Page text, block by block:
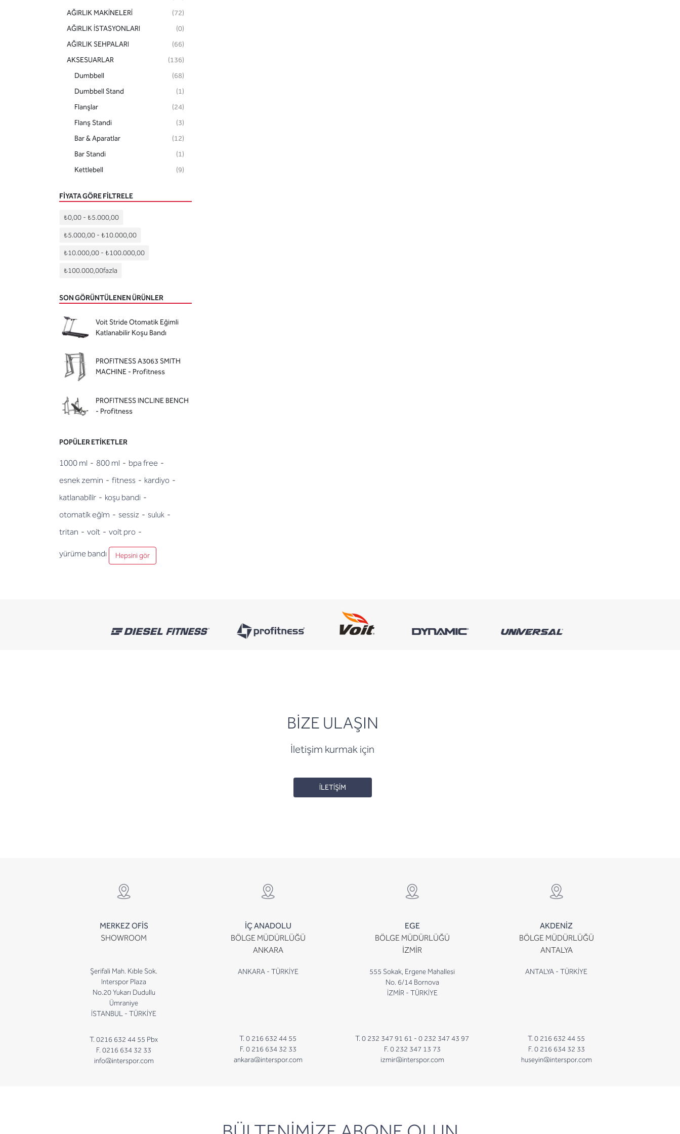
AĞIRLIK MAKİNELERİ
(72)
AĞIRLIK İSTASYONLARI
(0)
AĞIRLIK SEHPALARI
(66)
AKSESUARLAR
(136)
Dumbbell
(68)
Dumbbell Stand
(1)
Flanşlar
(24)
Flanş Standi
(3)
Bar & Aparatlar
(12)
Bar Standi
(1)
Kettlebell
(9)
Sağlik Toplari
(6)
Sağlik Top Standi
Training Belt
Trambolin
Step Tahtasi
Pilates Bantlari
(0)
FIYATA GÖRE FILTRELE
₺0,00 - ₺5.000,00
₺5.000,00 - ₺10.000,00
₺10.000,00 - ₺100.000,00
₺100.000,00fazla
SON GÖRÜNTÜLENEN ÜRÜNLER
Voit Stride Otomatik Eğimli
Katlanabilir Koşu Bandı
PROFITNESS A3063 SMITH
MACHINE - Profitness
PROFITNESS INCLINE BENCH
- Profitness
POPÜLER ETIKETLER
1000 ml - 800 ml - bpa free -
esnek zemin - fitness - kardiyo -
katlanabi̇li̇r - koşu bandi -
otomati̇k eği̇m - sessiz - suluk -
tritan - voi̇t - voi̇t pro -
yürüme bandı Hepsini gör
BİZE ULAŞIN
İletişim kurmak için
İLETİŞİM
MERKEZ OFİS
SHOWROOM
Şerifali Mah. Kıble Sok.
Interspor Plaza
No.20 Yukarı Dudullu
Ümraniye
İSTANBUL - TÜRKİYE
T. 0216 632 44 55 Pbx
F. 0216 634 32 33
info@interspor.com
İÇ ANADOLU
BÖLGE MÜDÜRLÜĞÜ
ANKARA
ANKARA - TÜRKİYE
T. 0 216 632 44 55
F. 0 216 634 32 33
ankara@interspor.com
EGE
BÖLGE MÜDÜRLÜĞÜ
İZMİR
555 Sokak, Ergene Mahallesi
No. 6/14 Bornova
İZMİR - TÜRKİYE
T. 0 232 347 91 61 - 0 232 347 43 97
F. 0 232 347 13 73
izmir@interspor.com
AKDENİZ
BÖLGE MÜDÜRLÜĞÜ
ANTALYA
ANTALYA - TÜRKİYE
T. 0 216 632 44 55
F. 0 216 634 32 33
huseyin@interspor.com
newsletter